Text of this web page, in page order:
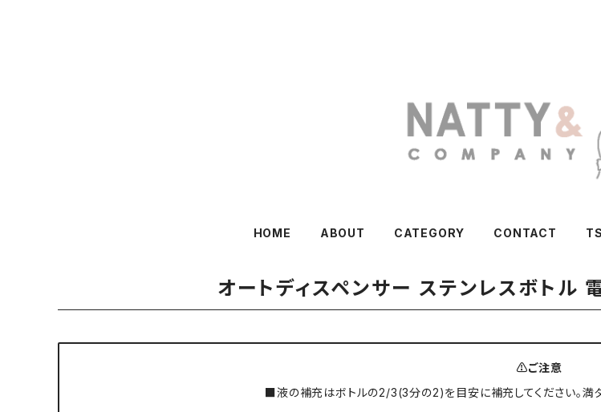
HOME ABOUT CATEGORY CONTACT
オートディスペンサー ステンレスボト
⚠ご注意
■液の補充はボトルの2/3(3分の2)を目安に補充してください。満